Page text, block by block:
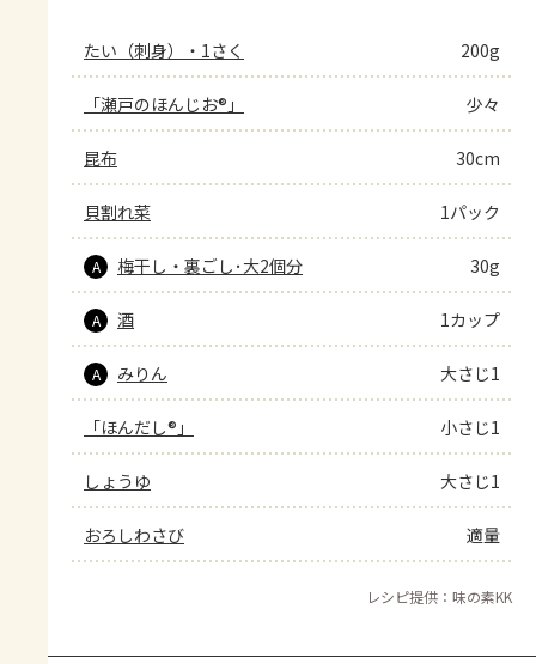
たい（刺身）・1さく 200g
「瀬戸のほんじお®」 少々
昆布 30cm
貝割れ菜 1パック
A 梅干し・裏ごし･大2個分 30g
A 酒 1カップ
A みりん 大さじ1
「ほんだし®」 小さじ1
しょうゆ 大さじ1
おろしわさび 適量
レシピ提供：味の素KK